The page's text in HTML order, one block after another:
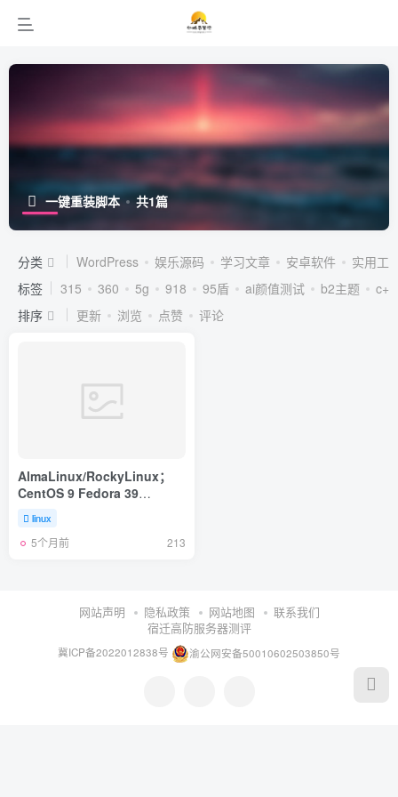
一键重装脚本 共1篇
分类 WordPress 娱乐源码 学习文章 安卓软件
实用工
标签
315 360 5g 918 95盾 ai颜值测试 b2主题
c++
排序
更新 浏览 点赞 评论
AlmaLinux/RockyLinux；
CentOS 9 Fedora 39
Windows 一键重装脚本
linux
5个月前 213
网站声明 隐私政策 网站地图
联系我们
宿迁高防服务器测评
冀ICP备2022012838号 渝公网安备50010602503850号